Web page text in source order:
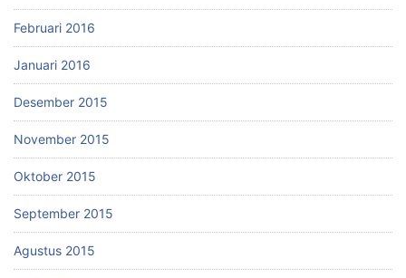
Februari 2016
Januari 2016
Desember 2015
November 2015
Oktober 2015
September 2015
Agustus 2015